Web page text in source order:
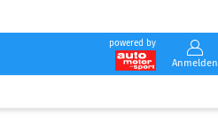
powered by
Anmelden